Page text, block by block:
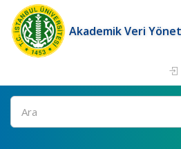
Akademik Veri
Ara